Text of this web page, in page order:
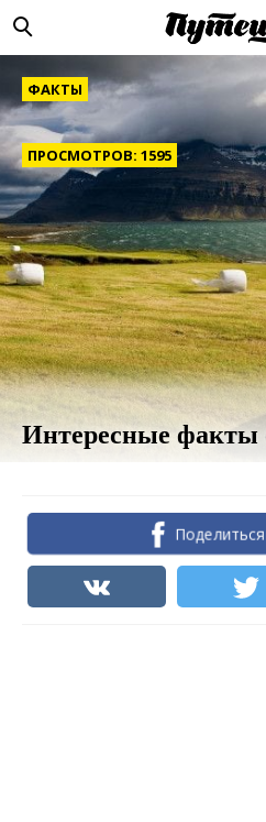
ФАКТЫ
ПРОСМОТРОВ: 1595
Интересные факты